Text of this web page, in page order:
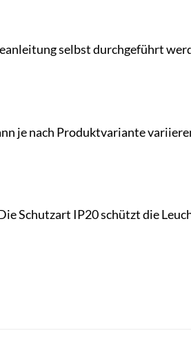
selbst durchgeführt
je nach Produktvariante
Schutzart IP20 schützt die